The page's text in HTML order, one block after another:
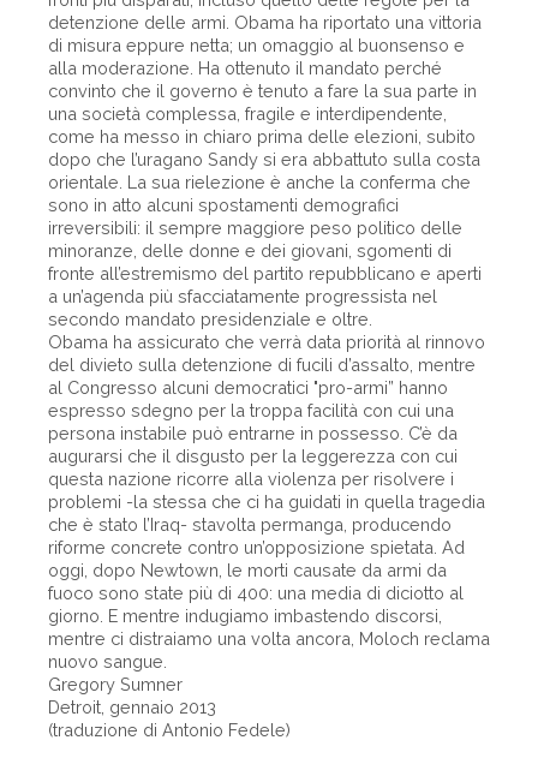
detenzione delle armi. Obama ha riportato una vittoria
di misura eppure netta; un omaggio al buonsenso e
alla moderazione. Ha ottenuto il mandato perché
convinto che il governo è tenuto a fare la sua parte in
una società complessa, fragile e interdipendente,
come ha messo in chiaro prima delle elezioni, subito
dopo che l’uragano Sandy si era abbattuto sulla costa
orientale. La sua rielezione è anche la conferma che
sono in atto alcuni spostamenti demografici
irreversibili: il sempre maggiore peso politico delle
minoranze, delle donne e dei giovani, sgomenti di
fronte all’estremismo del partito repubblicano e aperti
a un’agenda più sfacciatamente progressista nel
secondo mandato presidenziale e oltre.
Obama ha assicurato che verrà data priorità al rinnovo
del divieto sulla detenzione di fucili d’assalto, mentre
al Congresso alcuni democratici "pro-armi” hanno
espresso sdegno per la troppa facilità con cui una
persona instabile può entrarne in possesso. C’è da
augurarsi che il disgusto per la leggerezza con cui
questa nazione ricorre alla violenza per risolvere i
problemi -la stessa che ci ha guidati in quella tragedia
che è stato l’Iraq- stavolta permanga, producendo
riforme concrete contro un’opposizione spietata. Ad
oggi, dopo Newtown, le morti causate da armi da
fuoco sono state più di 400: una media di diciotto al
giorno. E mentre indugiamo imbastendo discorsi,
mentre ci distraiamo una volta ancora, Moloch reclama
nuovo sangue.
Gregory Sumner
Detroit, gennaio 2013
(traduzione di Antonio Fedele)